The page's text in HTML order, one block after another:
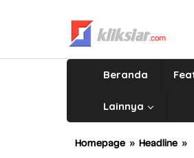
Beranda
Lainnya
Homepage » Headline »